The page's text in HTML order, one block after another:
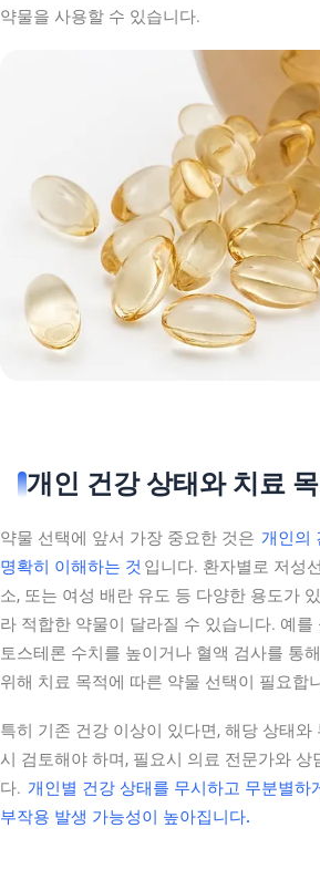
약물을 사용할 수 있습니다.
개인 건강 상태와 치료
약물 선택에 앞서 가장 중요한 것은 개인의
명확히 이해하는 것 입니다. 환자별로 저성
소, 또는 여성 배란 유도 등 다양한 용도가
라 적합한 약물이 달라질 수 있습니다. 예를
토스테론 수치를 높이거나 혈액 검사를 통
위해 치료 목적에 따른 약물 선택이 필요합
특히 기존 건강 이상이 있다면, 해당 상태와
시 검토해야 하며, 필요시 의료 전문가와 상
다. 개인별 건강 상태를 무시하고 무분별하
부작용 발생 가능성이 높아집니다.